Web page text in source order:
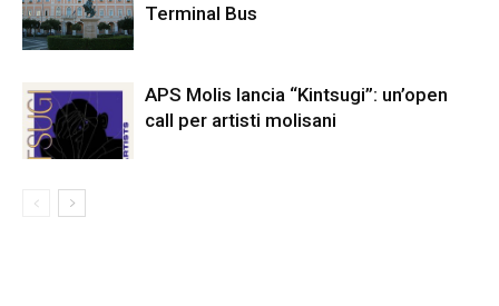
Terminal Bus
APS Molis lancia “Kintsugi”: un’open
call per artisti molisani